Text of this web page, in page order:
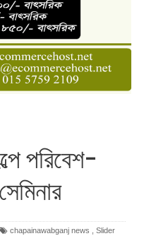
পরিবেশ-
chapainawabganj news Slider